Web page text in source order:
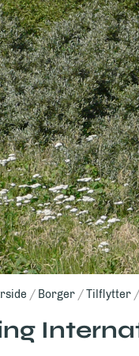
Borger Tilflytter